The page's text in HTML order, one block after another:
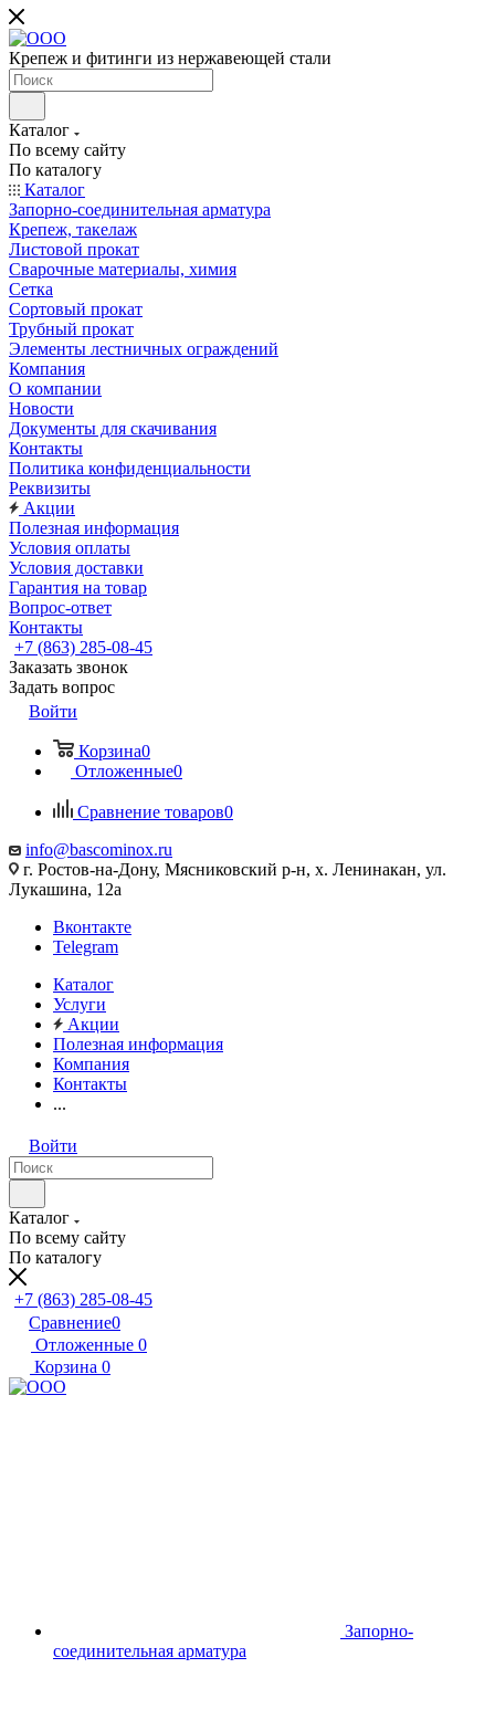
Крепеж и фитинги из нержавеющей стали
Каталог
По всему сайту
По каталогу
Каталог
Запорно-соединительная арматура
Крепеж, такелаж
Листовой прокат
Сварочные материалы, химия
Сетка
Сортовый прокат
Трубный прокат
Элементы лестничных ограждений
Компания
О компании
Новости
Документы для скачивания
Контакты
Политика конфиденциальности
Реквизиты
Акции
Полезная информация
Условия оплаты
Условия доставки
Гарантия на товар
Вопрос-ответ
Контакты
+7 (863) 285-08-45
Заказать звонок
Задать вопрос
Войти
Корзина0
Отложенные0
Сравнение товаров0
info@bascominox.ru
г. Ростов-на-Дону, Мясниковский р-н, х. Ленинакан, ул.
Лукашина, 12а
Вконтакте
Telegram
Каталог
Услуги
Акции
Полезная информация
Компания
Контакты
...
Войти
Каталог
По всему сайту
По каталогу
+7 (863) 285-08-45
Сравнение0
Отложенные 0
Корзина 0
Запорно-
соединительная арматура